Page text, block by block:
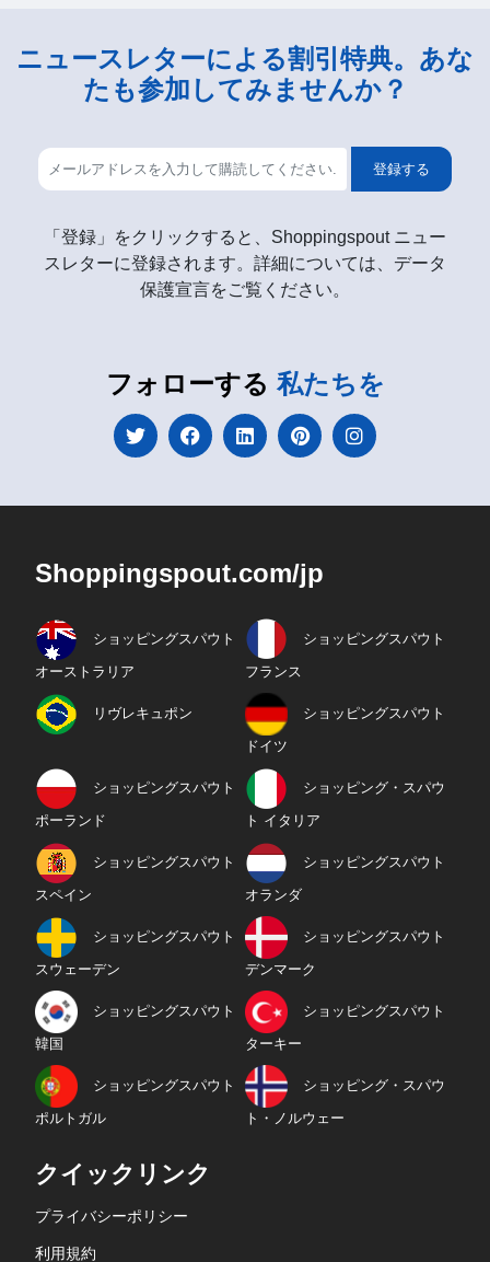
ニュースレターによる割引特典。あな
たも参加してみませんか？
登録する
「登録」をクリックすると、Shoppingspout ニュー
スレターに登録されます。詳細については、データ
保護宣言をご覧ください。
フォローする 私たちを
Shoppingspout.com/jp
ショッピングスパウト
オーストラリア
ショッピングスパウト
フランス
リヴレキュポン ショッピングスパウト
ドイツ
ショッピングスパウト
ポーランド
ショッピング・スパウ
ト イタリア
ショッピングスパウト
スペイン
ショッピングスパウト
オランダ
ショッピングスパウト
スウェーデン
ショッピングスパウト
デンマーク
ショッピングスパウト
韓国
ショッピングスパウト
ターキー
ショッピングスパウト
ポルトガル
ショッピング・スパウ
ト・ノルウェー
クイックリンク
プライバシーポリシー
利用規約